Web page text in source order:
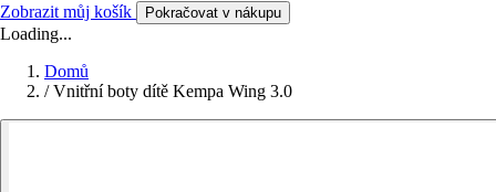
Zobrazit můj košík Pokračovat v nákupu
Loading...
Domů
/ Vnitřní boty dítě Kempa Wing 3.0